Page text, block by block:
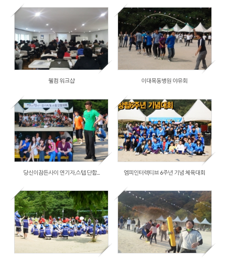
웰컴 워크샵 이대목동병원 야유회
당신이잠든사이 연기자,스텝 단합...
2014/12/03
by장흥사랑
Views104070
엠피인터렉티브 6주년 기념 체육대회
2014/12/03
by장흥사랑
Views2540
2014/12/03
장흥사랑